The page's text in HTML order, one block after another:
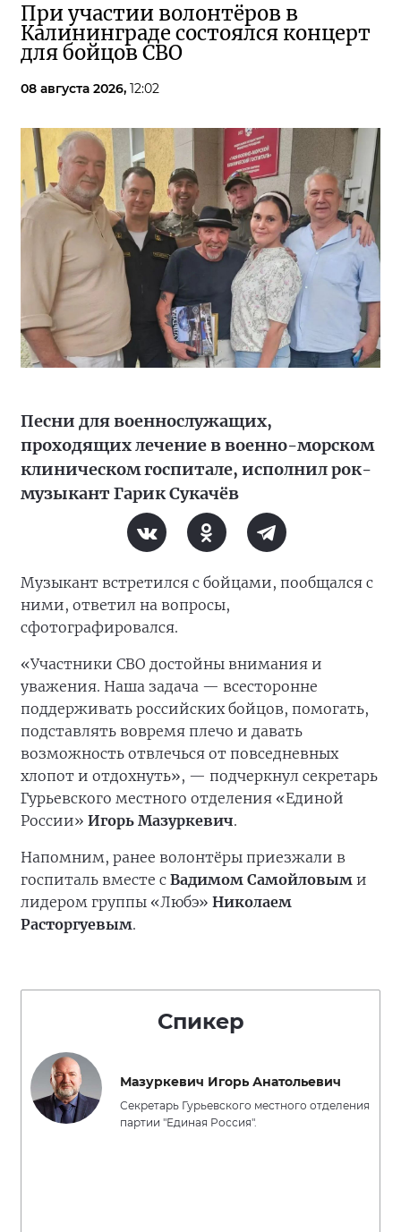
При участии волонтёров в
Калининграде состоялся концерт
для бойцов СВО
08 августа 2026, 12:02
Песни для военнослужащих,
проходящих лечение в военно-морском
клиническом госпитале, исполнил рок-
музыкант Гарик Сукачёв
Музыкант встретился с бойцами, пообщался с
ними, ответил на вопросы,
сфотографировался.
«Участники СВО достойны внимания и
уважения. Наша задача — всесторонне
поддерживать российских бойцов, помогать,
подставлять вовремя плечо и давать
возможность отвлечься от повседневных
хлопот и отдохнуть», — подчеркнул секретарь
Гурьевского местного отделения «Единой
России» Игорь Мазуркевич.
Напомним, ранее волонтёры приезжали в
госпиталь вместе с Вадимом Самойловым и
лидером группы «Любэ» Николаем
Расторгуевым.
Спикер
Мазуркевич Игорь Анатольевич
Секретарь Гурьевского местного отделения
партии "Единая Россия".